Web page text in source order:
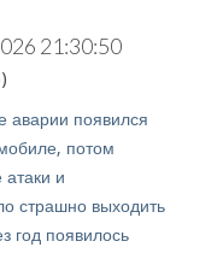
21:30:50
аварии появился
потом
атаки и
страшно выходить
год появилось